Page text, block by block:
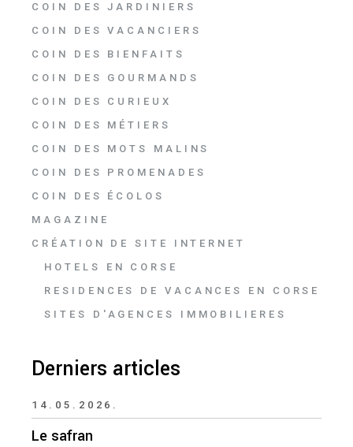
COIN DES JARDINIERS
COIN DES VACANCIERS
COIN DES BIENFAITS
COIN DES GOURMANDS
COIN DES CURIEUX
COIN DES MÉTIERS
COIN DES MOTS MALINS
COIN DES PROMENADES
COIN DES ÉCOLOS
MAGAZINE
CRÉATION DE SITE INTERNET
HOTELS EN CORSE
RESIDENCES DE VACANCES EN CORSE
SITES D'AGENCES IMMOBILIERES
Derniers articles
14.05.2026.
Le safran